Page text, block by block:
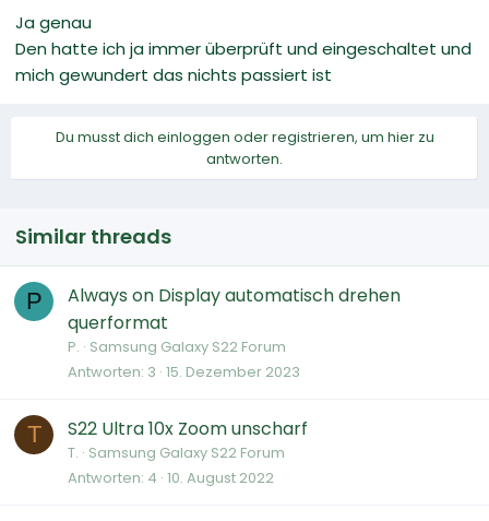
Ja genau
Den hatte ich ja immer überprüft und eingeschaltet und
mich gewundert das nichts passiert ist
Du musst dich einloggen oder registrieren, um hier zu
antworten.
Similar threads
P
Always on Display automatisch drehen
querformat
P. Samsung Galaxy S22 Forum
Antworten 3 15. Dezember 2023
T S22 Ultra 10x Zoom unscharf
T. Samsung Galaxy S22 Forum
Antworten 4 10. August 2022